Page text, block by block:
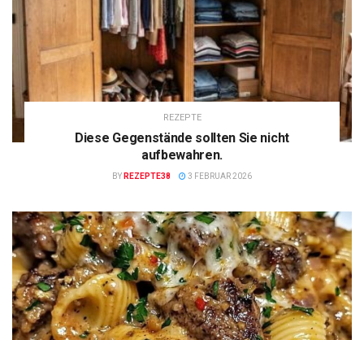
REZEPTE
Diese Gegenstände sollten Sie nicht
aufbewahren.
BY REZEPTE38 3 FEBRUAR 2026